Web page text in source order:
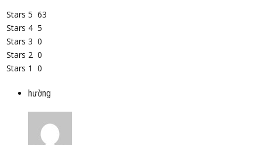
Stars 5 63
Stars 4 5
Stars 3 0
Stars 2 0
Stars 1 0
hường